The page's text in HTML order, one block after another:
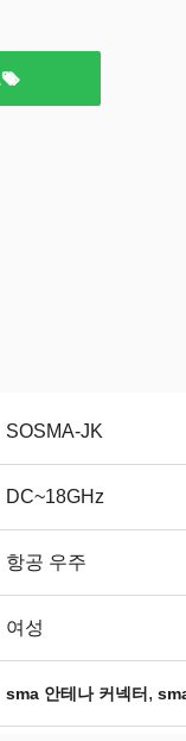
SOSMA-JK
DC~18GHz
항공 우주
여성
sma 안테나 커넥터 ,